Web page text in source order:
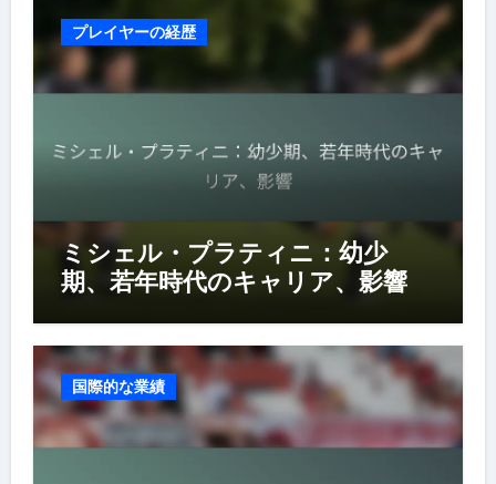
プレイヤーの経歴
ミシェル・プラティニ：幼少
期、若年時代のキャリア、影響
国際的な業績